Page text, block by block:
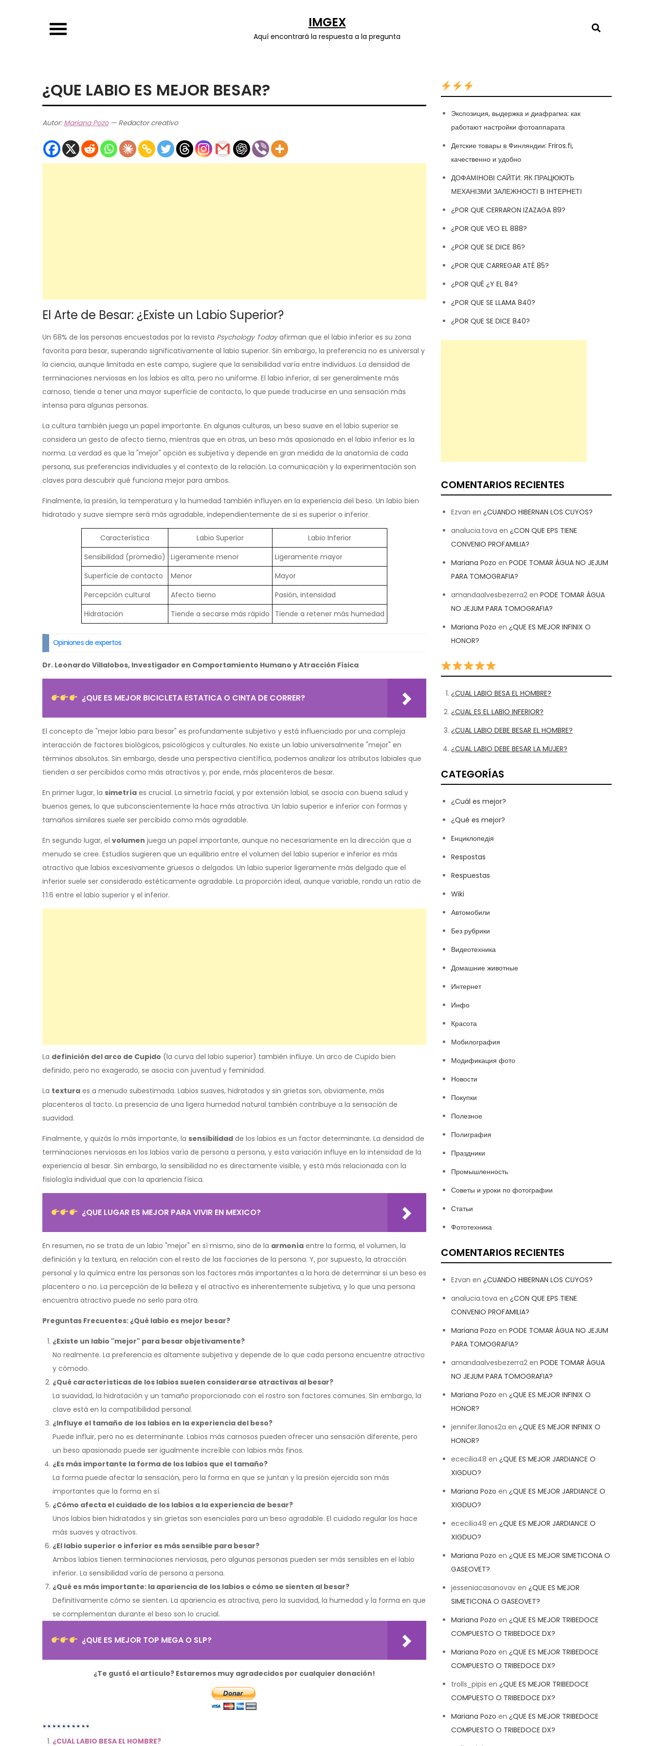
IMGEX
Aquí encontrará la respuesta a la pregunta
¿QUE LABIO ES MEJOR BESAR?
Autor: Mariana Pozo— Redactor creativo
El Arte de Besar: ¿Existe un Labio Superior?
Un 68% de las personas encuestadas por la revista Psychology Todayafirman que el labio inferior es su zona
favorita para besar, superando significativamente al labio superior. Sin embargo, la preferencia no es universal y
la ciencia, aunque limitada en este campo, sugiere que la sensibilidad varía entre individuos. La densidad de
terminaciones nerviosas en los labios es alta, pero no uniforme. El labio inferior, al ser generalmente más
carnoso, tiende a tener una mayor superficie de contacto, lo que puede traducirse en una sensación más
intensa para algunas personas.
La cultura también juega un papel importante. En algunas culturas, un beso suave en el labio superior se
considera un gesto de afecto tierno, mientras que en otras, un beso más apasionado en el labio inferior es la
norma. La verdad es que la "mejor" opción es subjetiva y depende en gran medida de la anatomía de cada
persona, sus preferencias individuales y el contexto de la relación. La comunicación y la experimentación son
claves para descubrir qué funciona mejor para ambos.
Finalmente, la presión, la temperatura y la humedad también influyen en la experiencia del beso. Un labio bien
hidratado y suave siempre será más agradable, independientemente de si es superior o inferior.
Característica Labio Superior
Labio Inferior
Sensibilidad (promedio)
Ligeramente menor
Ligeramente mayor
Superficie de contacto
Menor
Mayor
Percepción cultural
Afecto tierno
Pasión, intensidad
Hidratación
Tiende a secarse más rápido Tiende a retener más humedad
Opiniones de expertos
Dr. Leonardo Villalobos, Investigador en Comportamiento Humano y Atracción Física
¿QUE ES MEJOR BICICLETA ESTATICA O CINTA DE CORRER?
El concepto de "mejor labio para besar" es profundamente subjetivo y está influenciado por una compleja
interacción de factores biológicos, psicológicos y culturales. No existe un labio universalmente "mejor" en
términos absolutos. Sin embargo, desde una perspectiva científica, podemos analizar los atributos labiales que
tienden a ser percibidos como más atractivos y, por ende, más placenteros de besar.
En primer lugar, la simetría es crucial. La simetría facial, y por extensión labial, se asocia con buena salud y
buenos genes, lo que subconscientemente la hace más atractiva. Un labio superior e inferior con formas y
tamaños similares suele ser percibido como más agradable.
En segundo lugar, el volumen juega un papel importante, aunque no necesariamente en la dirección que a
menudo se cree. Estudios sugieren que un equilibrio entre el volumen del labio superior e inferior es más
atractivo que labios excesivamente gruesos o delgados. Un labio superior ligeramente más delgado que el
inferior suele ser considerado estéticamente agradable. La proporción ideal, aunque variable, ronda un ratio de
1:1.6 entre el labio superior y el inferior.
La definición del arco de Cupido (la curva del labio superior) también influye. Un arco de Cupido bien
definido, pero no exagerado, se asocia con juventud y feminidad.
La textura es a menudo subestimada. Labios suaves, hidratados y sin grietas son, obviamente, más
placenteros al tacto. La presencia de una ligera humedad natural también contribuye a la sensación de
suavidad.
Finalmente, y quizás lo más importante, la sensibilidad de los labios es un factor determinante. La densidad de
terminaciones nerviosas en los labios varía de persona a persona, y esta variación influye en la intensidad de la
experiencia al besar. Sin embargo, la sensibilidad no es directamente visible, y está más relacionada con la
fisiología individual que con la apariencia física.
¿QUE LUGAR ES MEJOR PARA VIVIR EN MEXICO?
En resumen, no se trata de un labio "mejor" en sí mismo, sino de la armonía entre la forma, el volumen, la
definición y la textura, en relación con el resto de las facciones de la persona. Y, por supuesto, la atracción
personal y la química entre las personas son los factores más importantes a la hora de determinar si un beso es
placentero o no. La percepción de la belleza y el atractivo es inherentemente subjetiva, y lo que una persona
encuentra atractivo puede no serlo para otra.
Preguntas Frecuentes: ¿Qué labio es mejor besar?
¿Existe un labio "mejor" para besar objetivamente?
No realmente. La preferencia es altamente subjetiva y depende de lo que cada persona encuentre atractivo
y cómodo.
¿Qué características de los labios suelen considerarse atractivas al besar?
La suavidad, la hidratación y un tamaño proporcionado con el rostro son factores comunes. Sin embargo, la
clave está en la compatibilidad personal.
¿Influye el tamaño de los labios en la experiencia del beso?
Puede influir, pero no es determinante. Labios más carnosos pueden ofrecer una sensación diferente, pero
un beso apasionado puede ser igualmente increíble con labios más finos.
¿Es más importante la forma de los labios que el tamaño?
La forma puede afectar la sensación, pero la forma en que se juntan y la presión ejercida son más
importantes que la forma en sí.
¿Cómo afecta el cuidado de los labios a la experiencia de besar?
Unos labios bien hidratados y sin grietas son esenciales para un beso agradable. El cuidado regular los hace
más suaves y atractivos.
¿El labio superior o inferior es más sensible para besar?
Ambos labios tienen terminaciones nerviosas, pero algunas personas pueden ser más sensibles en el labio
inferior. La sensibilidad varía de persona a persona.
¿Qué es más importante: la apariencia de los labios o cómo se sienten al besar?
Definitivamente cómo se sienten. La apariencia es atractiva, pero la suavidad, la humedad y la forma en que
se complementan durante el beso son lo crucial.
¿QUE ES MEJOR TOP MEGA O SLP?
¿Te gustó el artículo? Estaremos muy agradecidos por cualquier donación!
¿CUAL LABIO BESA EL HOMBRE?
Экспозиция, выдержка и диафрагма: как
работают настройки фотоаппарата
Детские товары в Финляндии: Friros.fi,
качественно и удобно
ДОФАМІНОВІ САЙТИ: ЯК ПРАЦЮЮТЬ
МЕХАНІЗМИ ЗАЛЕЖНОСТІ В ІНТЕРНЕТІ
¿POR QUE CERRARON IZAZAGA 89?
¿POR QUE VEO EL 888?
¿POR QUE SE DICE 86?
¿POR QUE CARREGAR ATÉ 85?
¿POR QUÉ ¿Y EL 84?
¿POR QUE SE LLAMA 840?
¿POR QUE SE DICE 840?
COMENTARIOS RECIENTES
Ezvan en ¿CUANDO HIBERNAN LOS CUYOS?
analucia.tova en ¿CON QUE EPS TIENE
CONVENIO PROFAMILIA?
Mariana Pozo en PODE TOMAR ÁGUA NO JEJUM
PARA TOMOGRAFIA?
amandaalvesbezerra2 en PODE TOMAR ÁGUA
NO JEJUM PARA TOMOGRAFIA?
Mariana Pozo en ¿QUE ES MEJOR INFINIX O
HONOR?
¿CUAL LABIO BESA EL HOMBRE?
¿CUAL ES EL LABIO INFERIOR?
¿CUAL LABIO DEBE BESAR EL HOMBRE?
¿CUAL LABIO DEBE BESAR LA MUJER?
CATEGORÍAS
¿Cuál es mejor?
¿Qué es mejor?
Eнциклопедія
Respostas
Respuestas
Wiki
Автомобили
Без рубрики
Видеотехника
Домашние животные
Интернет
Инфо
Красота
Мобилография
Модификация фото
Новости
Покупки
Полезное
Полиграфия
Праздники
Промышленность
Советы и уроки по фотографии
Статьи
Фототехника
COMENTARIOS RECIENTES
Ezvan en ¿CUANDO HIBERNAN LOS CUYOS?
analucia.tova en ¿CON QUE EPS TIENE
CONVENIO PROFAMILIA?
Mariana Pozo en PODE TOMAR ÁGUA NO JEJUM
PARA TOMOGRAFIA?
amandaalvesbezerra2 en PODE TOMAR ÁGUA
NO JEJUM PARA TOMOGRAFIA?
Mariana Pozo en ¿QUE ES MEJOR INFINIX O
HONOR?
jennifer.llanos2a en ¿QUE ES MEJOR INFINIX O
HONOR?
ececilia48 en ¿QUE ES MEJOR JARDIANCE O
XIGDUO?
Mariana Pozo en ¿QUE ES MEJOR JARDIANCE O
XIGDUO?
ececilia48 en ¿QUE ES MEJOR JARDIANCE O
XIGDUO?
Mariana Pozo en ¿QUE ES MEJOR SIMETICONA O
GASEOVET?
jesseniacasanovav en ¿QUE ES MEJOR
SIMETICONA O GASEOVET?
Mariana Pozo en ¿QUE ES MEJOR TRIBEDOCE
COMPUESTO O TRIBEDOCE DX?
Mariana Pozo en ¿QUE ES MEJOR TRIBEDOCE
COMPUESTO O TRIBEDOCE DX?
trolls_pipis en ¿QUE ES MEJOR TRIBEDOCE
COMPUESTO O TRIBEDOCE DX?
Mariana Pozo en ¿QUE ES MEJOR TRIBEDOCE
COMPUESTO O TRIBEDOCE DX?